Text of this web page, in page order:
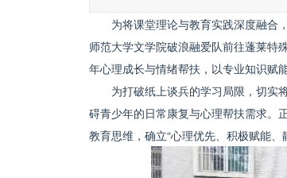
为将课堂理论与教育实践深度融合
师范大学文学院破浪融爱队前往蓬莱特
年心理成长与情绪帮扶，以专业知识赋
为打破纸上谈兵的学习局限，切实
碍青少年的日常康复与心理帮扶需求。
教育思维，确立“心理优先、积极赋能